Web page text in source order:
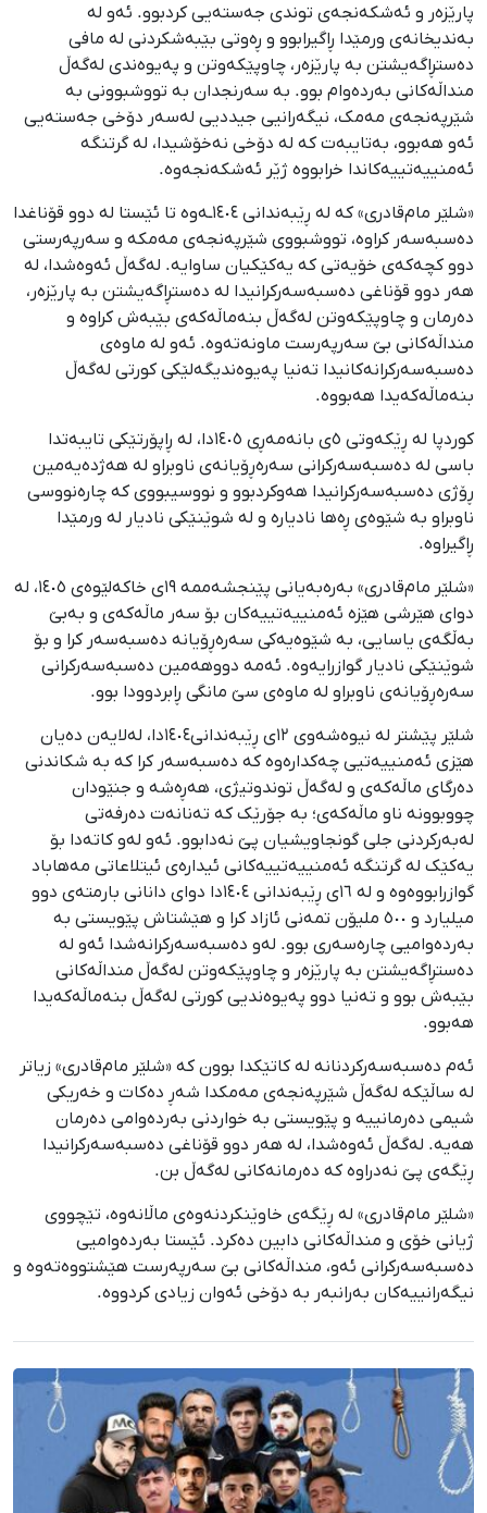
پارێزەر و ئەشکەنجەی توندی جەستەیی کردبوو. ئەو لە
بەندیخانەی ورمێدا ڕاگیرابوو و ڕەوتی بێبەشکردنی لە مافی
دەستڕاگەیشتن بە پارێزەر، چاوپێکەوتن و پەیوەندی لەگەڵ
منداڵەکانی بەردەوام بوو. بە سەرنجدان بە تووشبوونی بە
شێرپەنجەی مەمک، نیگەرانیی جیددیی لەسەر دۆخی جەستەیی
ئەو هەبوو، بەتایبەت کە لە دۆخی نەخۆشیدا، لە گرتنگە
ئەمنییەتییەکاندا خرابووە ژێر ئەشکەنجەوە.
«شلێر مام‌قادری» کە لە ڕێبەندانی ١٤٠٤ـەوە تا ئێستا لە دوو قۆناغدا
دەسبەسەر کراوە، تووشبووی شێرپەنجەی مەمکە و سەرپەرستی
دوو کچەکەی خۆیەتی کە یەکێکیان ساوایە. لەگەڵ ئەوەشدا، لە
هەر دوو قۆناغی دەسبەسەرکرانیدا لە دەستڕاگەیشتن بە پارێزەر،
دەرمان و چاوپێکەوتن لەگەڵ بنەماڵەکەی بێبەش کراوە و
منداڵەکانی بێ سەرپەرست ماونەتەوە. ئەو لە ماوەی
دەسبەسەرکرانەکانیدا تەنیا پەیوەندیگەلێکی کورتی لەگەڵ
بنەماڵەکەیدا هەبووە.
کوردپا لە ڕێکەوتی ٥ی بانەمەڕی ١٤٠٥دا، لە ڕاپۆرتێکی تایبەتدا
باسی لە دەسبەسەرکرانی سەرەڕۆیانەی ناوبراو لە هەژدەیەمین
ڕۆژی دەسبەسەرکرانیدا هەوکردبوو و نووسیبووی کە چارەنووسی
ناوبراو بە شێوەی ڕەها نادیارە و لە شوێنێکی نادیار لە ورمێدا
ڕاگیراوە.
«شلێر مام‌قادری» بەرەبەیانی پێنجشەممە ١٩ی خاکەلێوەی ١٤٠٥، لە
دوای هێرشی هێزە ئەمنییەتییەکان بۆ سەر ماڵەکەی و بەبێ
بەڵگەی یاسایی، بە شێوەیەکی سەرەڕۆیانە دەسبەسەر کرا و بۆ
شوێنێکی نادیار گوازرایەوە. ئەمە دووهەمین دەسبەسەرکرانی
سەرەڕۆیانەی ناوبراو لە ماوەی سێ مانگی ڕابردوودا بوو.
شلێر پێشتر لە نیوەشەوی ١٢ی ڕێبەندانی١٤٠٤دا، لەلایەن دەیان
هێزی ئەمنییەتیی چەکدارەوە کە دەسبەسەر کرا کە بە شکاندنی
دەرگای ماڵەکەی و لەگەڵ توندوتیژی، هەڕەشە و جنێودان
چووبوونە ناو ماڵەکەی؛ بە جۆرێک کە تەنانەت دەرفەتی
لەبەرکردنی جلی گونجاویشیان پێ نەدابوو. ئەو لەو کاتەدا بۆ
یەکێک لە گرتنگە ئەمنییەتییەکانی ئیدارەی ئیتلاعاتی مەهاباد
گوازرابووەوە و لە ١٦ی ڕێبەندانی ١٤٠٤دا دوای دانانی بارمتەی دوو
میلیارد و ٥٠٠ ملیۆن تمەنی ئازاد کرا و هێشتاش پێویستی بە
بەردەوامیی چارەسەری بوو. لەو دەسبەسەرکرانەشدا ئەو لە
دەستڕاگەیشتن بە پارێزەر و چاوپێکەوتن لەگەڵ منداڵەکانی
بێبەش بوو و تەنیا دوو پەیوەندیی کورتی لەگەڵ بنەماڵەکەیدا
هەبوو.
ئەم دەسبەسەرکردنانە لە کاتێکدا بوون کە «شلێر مام‌قادری» زیاتر
لە ساڵێکە لەگەڵ شێرپەنجەی مەمکدا شەڕ دەکات و خەریکی
شیمی دەرمانییە و پێویستی بە خواردنی بەردەوامی دەرمان
هەیە. لەگەڵ ئەوەشدا، لە هەر دوو قۆناغی دەسبەسەرکرانیدا
ڕێگەی پێ نەدراوە کە دەرمانەکانی لەگەڵ بن.
«شلێر مام‌قادری» لە ڕێگەی خاوێنکردنەوەی ماڵانەوە، تێچووی
ژیانی خۆی و منداڵەکانی دابین دەکرد. ئێستا بەردەوامیی
دەسبەسەرکرانی ئەو، منداڵەکانی بێ سەرپەرست هێشتووەتەوە و
نیگەرانییەکان بەرانبەر بە دۆخی ئەوان زیادی کردووە.